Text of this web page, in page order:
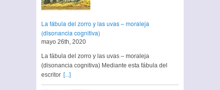
La fábula del zorro y las uvas – moraleja
(disonancia cognitiva)
mayo 26th, 2020
La fábula del zorro y las uvas – moraleja
(disonancia cognitiva) Mediante esta fábula del
escritor [...]